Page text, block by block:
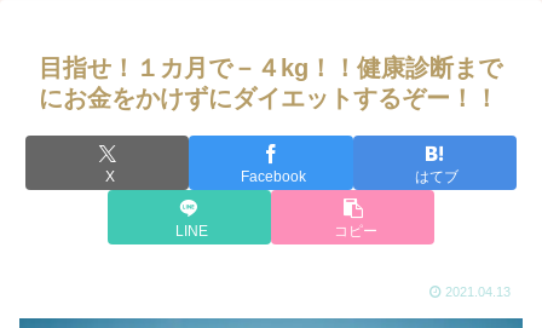
目指せ！１カ月で－４kg！！健康診断まで
にお金をかけずにダイエットするぞー！！
X Facebook はてブ
LINE コピー
2021.04.13